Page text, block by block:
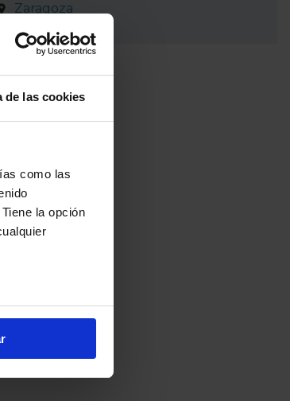
de las cookies
como las
la opción
Zaragoza